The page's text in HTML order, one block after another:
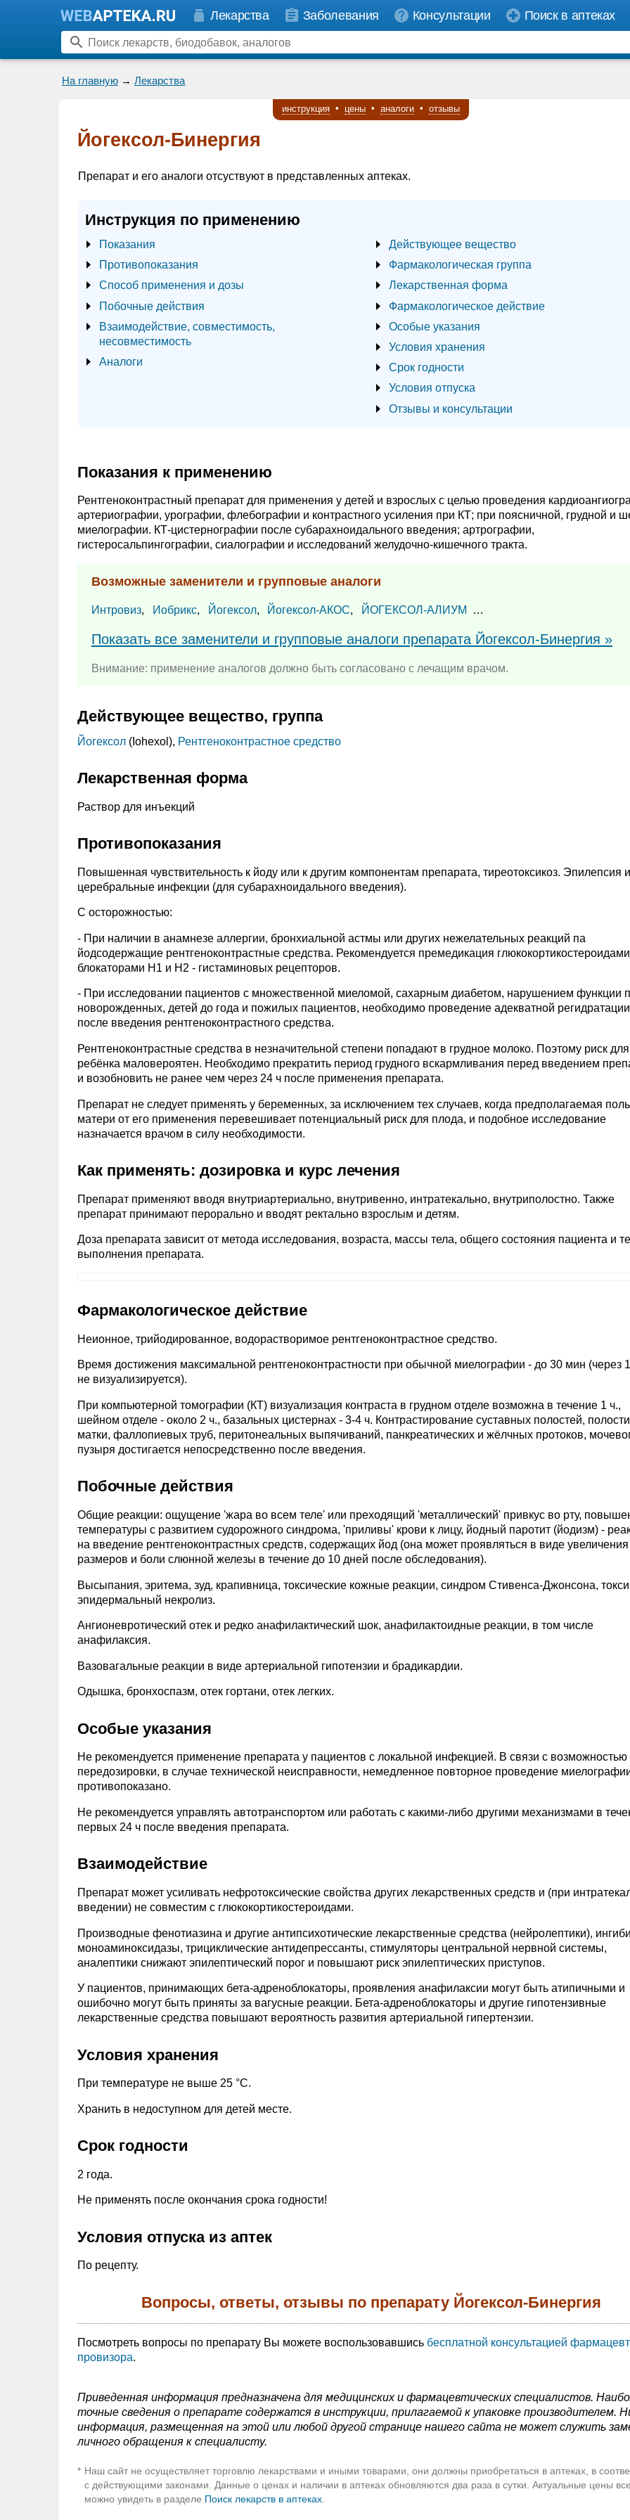
Лекарства Заболевания Консультации Поиск в аптеках
На главную → Лекарства
инструкция • цены • аналоги • отзывы
Йогексол-Бинергия
Препарат и его аналоги отсуствуют в представленных аптеках.
Инструкция по применению
Показания
Противопоказания
Способ применения и дозы
Побочные действия
Взаимодействие, совместимость,
несовместимость
Аналоги
Действующее вещество
Фармакологическая группа
Лекарственная форма
Фармакологическое действие
Особые указания
Условия хранения
Срок годности
Условия отпуска
Отзывы и консультации
Показания к применению
Рентгеноконтрастный препарат для применения у детей и взрослых с целью проведения
артериографии, урографии, флебографии и контрастного усиления при КТ; при поясничной, грудной и
миелографии. КТ-цистернографии после субарахноидального введения; артрографии,
гистеросальпингографии, сиалографии и исследований желудочно-кишечного тракта.
Возможные заменители и групповые аналоги
Интровиз, Иобрикс, Йогексол, Йогексол-АКОС, ЙОГЕКСОЛ-АЛИУМ …
Показать все заменители и групповые аналоги препарата Йогексол-Бинергия »
Внимание: применение аналогов должно быть согласовано с лечащим врачом.
Действующее вещество, группа
Йогексол (Iohexol), Рентгеноконтрастное средство
Лекарственная форма
Раствор для инъекций
Противопоказания
Повышенная чувствительность к йоду или к другим компонентам препарата, тиреотоксикоз. Эпилепсия и
церебральные инфекции (для субарахноидального введения).
С осторожностью:
- При наличии в анамнезе аллергии, бронхиальной астмы или других нежелательных реакций па
йодсодержащие рентгеноконтрастные средства. Рекомендуется премедикация
блокаторами Н1 и Н2 - гистаминовых рецепторов.
- При исследовании пациентов с множественной миеломой, сахарным диабетом, нарушением функции
новорожденных, детей до года и пожилых пациентов, необходимо проведение адекватной
после введения рентгеноконтрастного средства.
Рентгеноконтрастные средства в незначительной степени попадают в грудное молоко. Поэтому риск для
ребёнка маловероятен. Необходимо прекратить период грудного вскармливания перед введением
и возобновить не ранее чем через 24 ч после применения препарата.
Препарат не следует применять у беременных, за исключением тех случаев, когда предполагаемая
матери от его применения перевешивает потенциальный риск для плода, и подобное исследование
назначается врачом в силу необходимости.
Как применять: дозировка и курс лечения
Препарат применяют вводя внутриартериально, внутривенно, интратекально, внутриполостно. Также
препарат принимают перорально и вводят ректально взрослым и детям.
Доза препарата зависит от метода исследования, возраста, массы тела, общего состояния пациента и
выполнения препарата.
Фармакологическое действие
Неионное, трийодированное, водорастворимое рентгеноконтрастное средство.
Время достижения максимальной рентгеноконтрастности при обычной миелографии - до 30 мин (через
не визуализируется).
При компьютерной томографии (КТ) визуализация контраста в грудном отделе возможна в течение 1 ч.,
шейном отделе - около 2 ч., базальных цистернах - 3-4 ч. Контрастирование суставных полостей, полости
матки, фаллопиевых труб, перитонеальных выпячиваний, панкреатических и жёлчных протоков,
пузыря достигается непосредственно после введения.
Побочные действия
Общие реакции: ощущение 'жара во всем теле' или преходящий 'металлический' привкус во рту,
температуры с развитием судорожного синдрома, 'приливы' крови к лицу, йодный паротит (йодизм) -
на введение рентгеноконтрастных средств, содержащих йод (она может проявляться в виде увеличения
размеров и боли слюнной железы в течение до 10 дней после обследования).
Высыпания, эритема, зуд, крапивница, токсические кожные реакции, синдром Стивенса-Джонсона,
эпидермальный некролиз.
Ангионевротический отек и редко анафилактический шок, анафилактоидные реакции, в том числе
анафилаксия.
Вазовагальные реакции в виде артериальной гипотензии и брадикардии.
Одышка, бронхоспазм, отек гортани, отек легких.
Особые указания
Не рекомендуется применение препарата у пациентов с локальной инфекцией. В связи с возможностью
передозировки, в случае технической неисправности, немедленное повторное проведение
противопоказано.
Не рекомендуется управлять автотранспортом или работать с какими-либо другими механизмами в
первых 24 ч после введения препарата.
Взаимодействие
Препарат может усиливать нефротоксические свойства других лекарственных средств и (при
введении) не совместим с глюкокортикостероидами.
Производные фенотиазина и другие антипсихотические лекарственные средства (нейролептики),
моноаминоксидазы, трициклические антидепрессанты, стимуляторы центральной нервной системы,
аналептики снижают эпилептический порог и повышают риск эпилептических приступов.
У пациентов, принимающих бета-адреноблокаторы, проявления анафилаксии могут быть атипичными и
ошибочно могут быть приняты за вагусные реакции. Бета-адреноблокаторы и другие гипотензивные
лекарственные средства повышают вероятность развития артериальной гипертензии.
Условия хранения
При температуре не выше 25 °С.
Хранить в недоступном для детей месте.
Срок годности
2 года.
Не применять после окончания срока годности!
Условия отпуска из аптек
По рецепту.
Вопросы, ответы, отзывы по препарату Йогексол-Бинергия
Посмотреть вопросы по препарату Вы можете воспользовавшись бесплатной консультацией
провизора.
Приведенная информация предназначена для медицинских и фармацевтических специалистов.
точные сведения о препарате содержатся в инструкции, прилагаемой к упаковке производителем.
информация, размещенная на этой или любой другой странице нашего сайта не может служить
личного обращения к специалисту.
* Наш сайт не осуществляет торговлю лекарствами и иными товарами, они должны приобретаться в аптеках, в
с действующими законами. Данные о ценах и наличии в аптеках обновляются два раза в сутки. Актуальные цены
можно увидеть в разделе Поиск лекарств в аптеках.